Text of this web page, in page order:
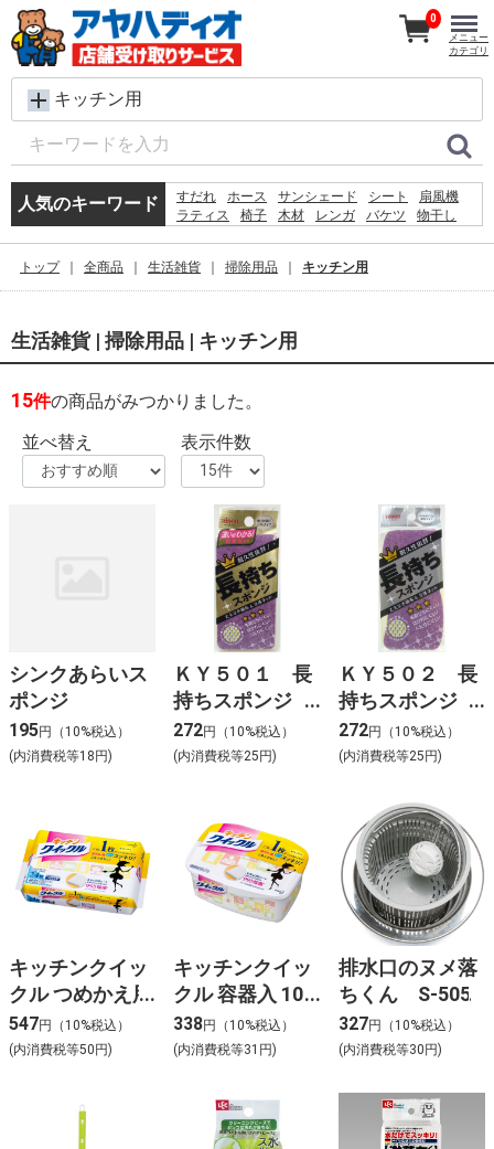
キッチン用
人気のキーワード すだれ ホース サンシェード シート
扇風機
ラティス
椅子 木材 レンガ バケツ
物干し
除草剤
物置
0
メニュー
カテゴリ
トップ 全商品 生活雑貨 掃除用品 キッチン用
生活雑貨 | 掃除用品 | キッチン用
15件の商品がみつかりました。
並べ替え
表示件数
シンクあらいス
ポンジ
195円（10%税込）
(内消費税等18円)
ＫＹ５０１ 長
持ちスポンジ
ソフト
272円（10%税込）
(内消費税等25円)
ＫＹ５０２ 長
持ちスポンジ
薄型
272円（10%税込）
(内消費税等25円)
キッチンクイッ
クル つめかえ用
ジャンボパック
24枚
547円（10%税込）
(内消費税等50円)
キッチンクイッ
クル 容器入 10
枚
338円（10%税込）
(内消費税等31円)
排水口のヌメ落
ちくん S-505
327円（10%税込）
(内消費税等30円)